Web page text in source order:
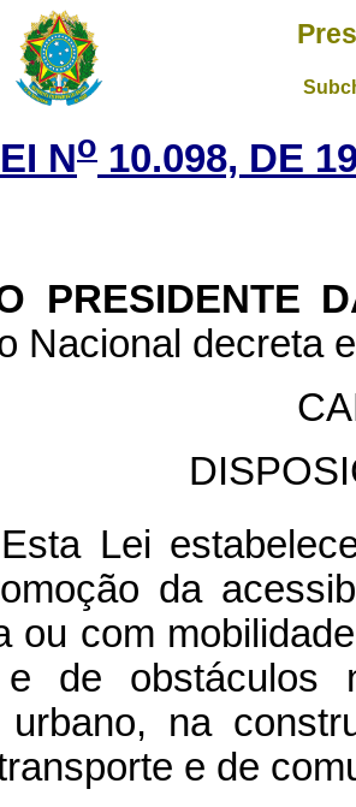
No 10.098, DE
DA
Nacional decreta
Esta Lei
da
ou com
e de
urbano, na
e de